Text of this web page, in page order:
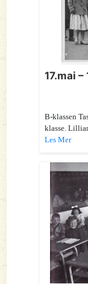
17.mai –
B-klassen
klasse.
Les Mer